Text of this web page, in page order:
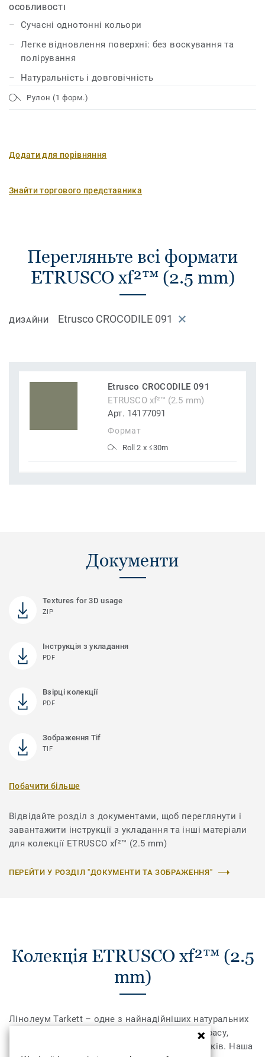
захист поверхні xf², який робить його довговічним,
надійним, економічним і легким у догляді.
ОСОБЛИВОСТІ
Сучасні однотонні кольори
Легке відновлення поверхні: без воскування та
полірування
Натуральність і довговічність
Рулон (1 форм.)
Додати для порівняння
Знайти торгового представника
Перегляньте всі формати
ETRUSCO xf²™ (2.5 mm)
ДИЗАЙНИ Etrusco CROCODILE 091
Etrusco CROCODILE 091
ETRUSCO xf²™ (2.5 mm)
Арт. 14177091
Формат
Roll 2 x ≤30m
Документи
Textures for 3D usage
ZIP
Інструкція з укладання
PDF
Взірці колекції
PDF
Зображення Tif
TIF
Побачити більше
Відвідайте розділ з документами, щоб переглянути і
завантажити інструкції з укладання та інші матеріали
для колекції ETRUSCO xf²™ (2.5 mm)
ПЕРЕЙТИ У РОЗДІЛ "ДОКУМЕНТИ ТА ЗОБРАЖЕННЯ"
Колекція ETRUSCO xf²™ (2.5
mm)
Лінолеум Tarkett – одне з найнадійніших натуральних
покриттів для підлоги, яке цінують за його красу,
комфорт і довговічність вже протягом 150 років. Наша